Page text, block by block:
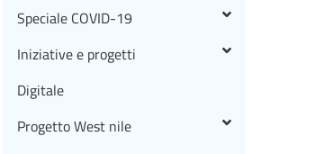
Speciale COVID-19
Iniziative e progetti
Digitale
Progetto West nile